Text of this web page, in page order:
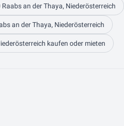
an der Thaya, Niederösterreich
an der Thaya, Niederösterreich
kaufen oder mieten